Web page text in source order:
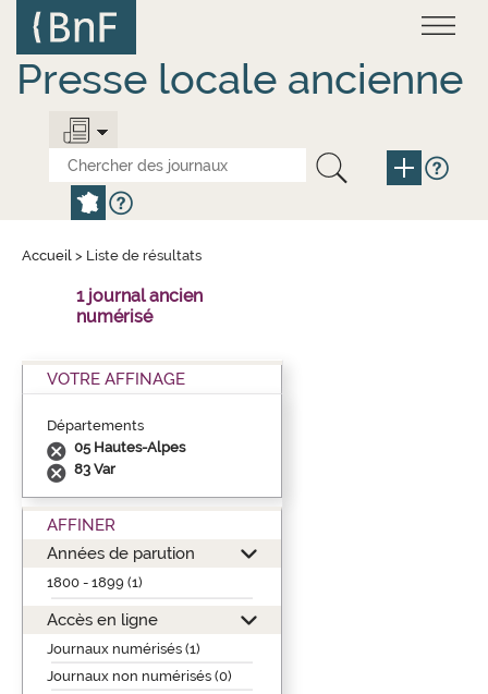
contenu
principal
Presse locale ancienne
Accueil > Liste de résultats
1 journal ancien
numérisé
VOTRE AFFINAGE
Départements
05 Hautes-Alpes
83 Var
AFFINER
Années de parution
1800 - 1899 (1)
Accès en ligne
Journaux numérisés (1)
Journaux non numérisés (0)
Panneau de gestion des cookies